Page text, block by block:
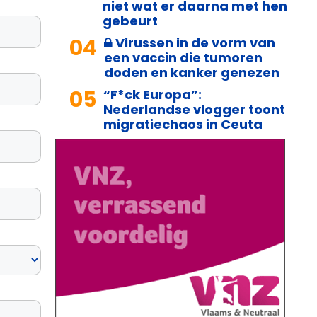
niet wat er daarna met hen
gebeurt
04
Virussen in de vorm van
een vaccin die tumoren
doden en kanker genezen
05 “F*ck Europa”:
Nederlandse vlogger toont
migratiechaos in Ceuta